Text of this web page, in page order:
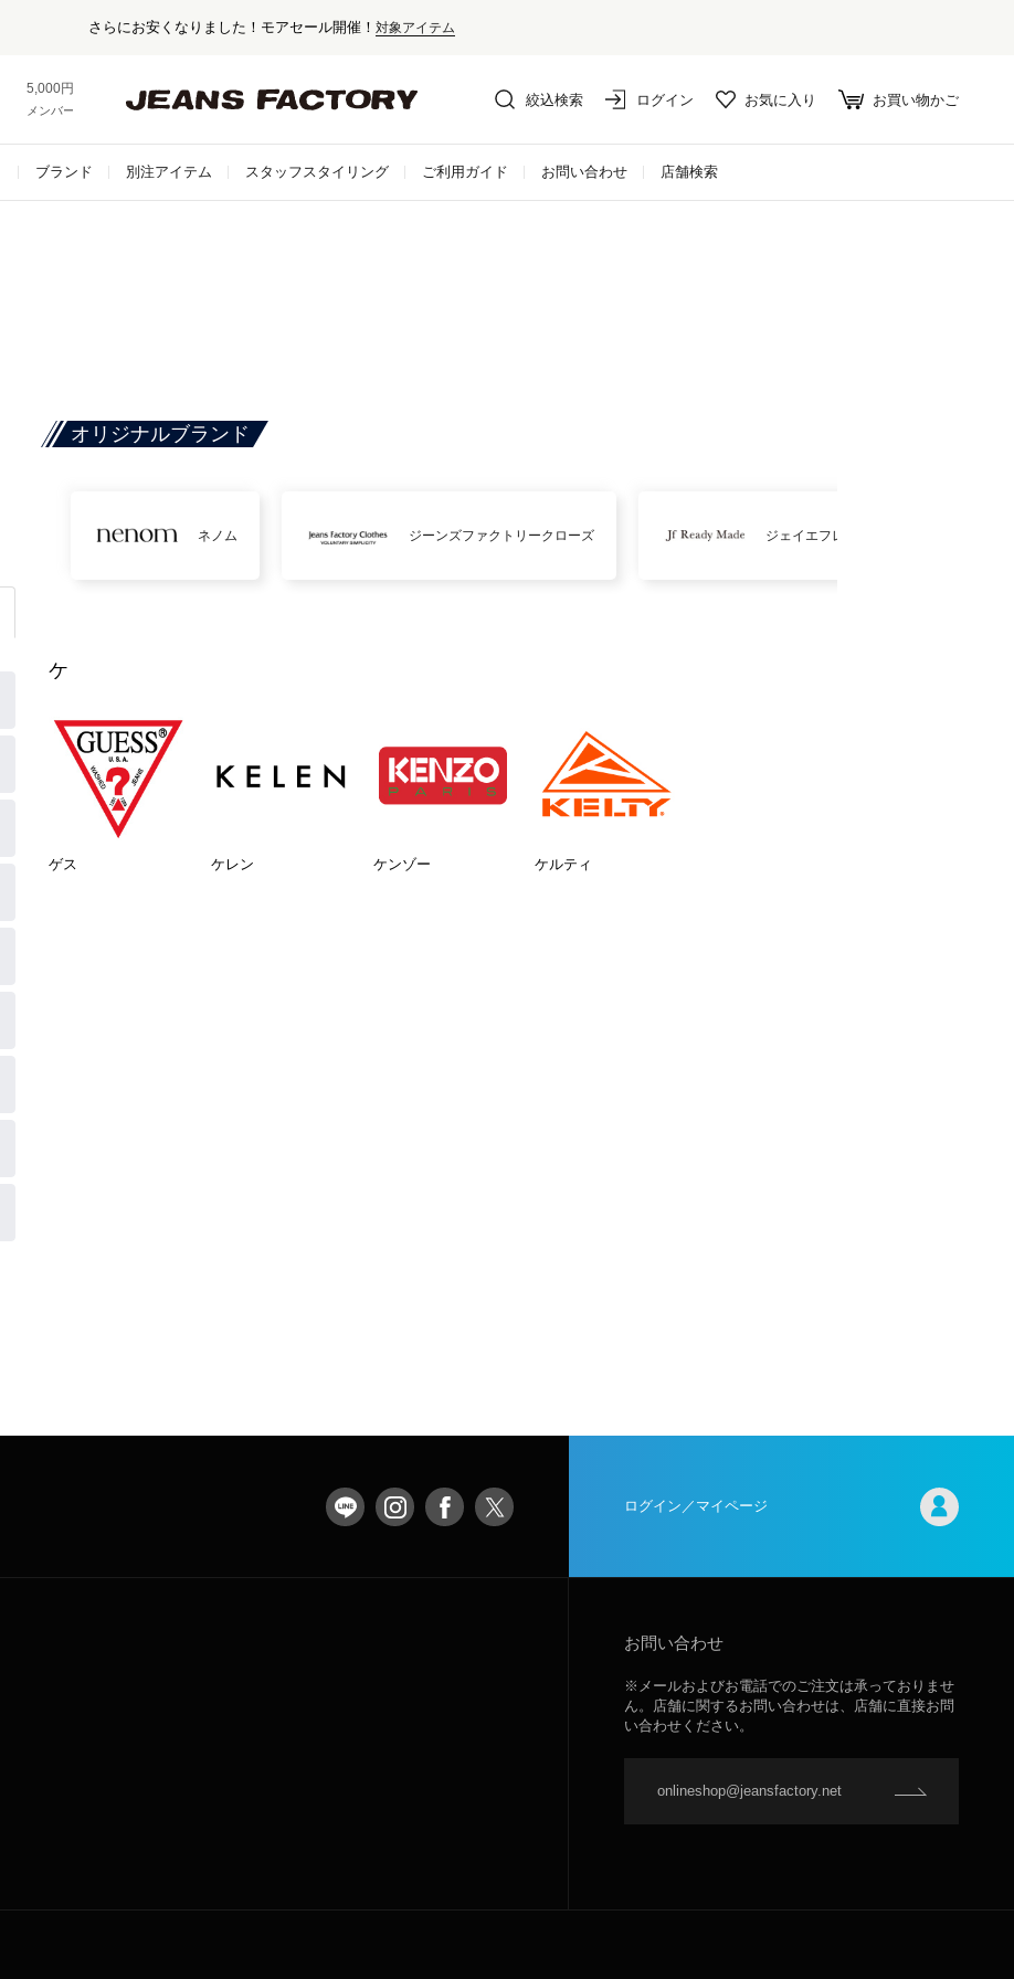
さらにお安くなりました！モアセール開催！ 対象アイテム
5,000円以上お買い上げで送料無料！
メンバー登録でお得な情報をゲット。さらに詳しく
絞込検索 ログイン お気に入り お買い物かご
ブランド 別注アイテム スタッフスタイリング ご利用ガイド お問い合わせ 店舗検索
オリジナルブランド
ネノム ジーンズファクトリークローズ ジェイエフレディメイド
ケ
ゲス ケレン ケンゾー ケルティ
ログイン／マイページ
お問い合わせ
※メールおよびお電話でのご注文は承っておりませ
ん。店舗に関するお問い合わせは、店舗に直接お問
い合わせください。
onlineshop@jeansfactory.net